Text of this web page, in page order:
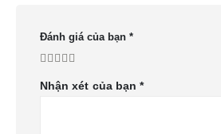
Đánh giá của bạn *
Nhận xét của bạn*